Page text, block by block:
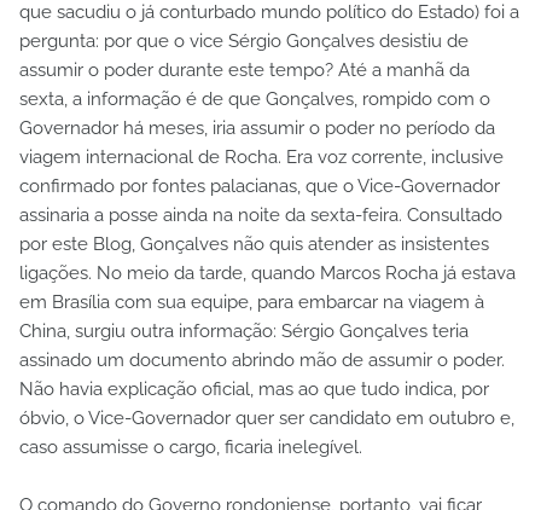
que sacudiu o já conturbado mundo político do Estado) foi a
pergunta: por que o vice Sérgio Gonçalves desistiu de
assumir o poder durante este tempo? Até a manhã da
sexta, a informação é de que Gonçalves, rompido com o
Governador há meses, iria assumir o poder no período da
viagem internacional de Rocha. Era voz corrente, inclusive
confirmado por fontes palacianas, que o Vice-Governador
assinaria a posse ainda na noite da sexta-feira. Consultado
por este Blog, Gonçalves não quis atender as insistentes
ligações. No meio da tarde, quando Marcos Rocha já estava
em Brasília com sua equipe, para embarcar na viagem à
China, surgiu outra informação: Sérgio Gonçalves teria
assinado um documento abrindo mão de assumir o poder.
Não havia explicação oficial, mas ao que tudo indica, por
óbvio, o Vice-Governador quer ser candidato em outubro e,
caso assumisse o cargo, ficaria inelegível.
O comando do Governo rondoniense, portanto, vai ficar